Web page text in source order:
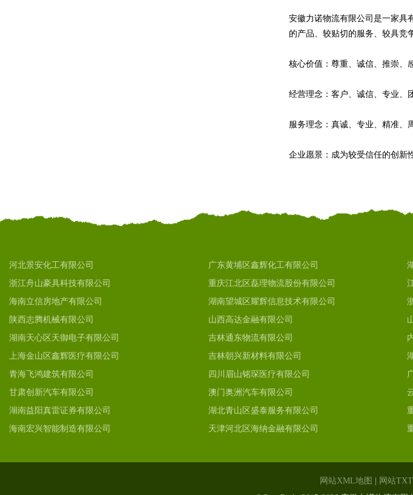
安徽力诺物流有限公司是一家具
的产品、较贴切的服务、较具竞
核心价值：尊重、诚信、推崇、
经营理念：客户、诚信、专业、
服务理念：真诚、专业、精准、
企业愿景：成为较受信任的创新
河北景安化工有限公司 广东黄埔区鑫辉化工有限公司
浙江舟山豪具科技有限公司
重庆江北区磊理物流股份有限公司
海南立信房地产有限公司
湖南望城区耀辉信息技术有限公司
陕西志腾机械有限公司
山西高达金融有限公司
湖南天心区天御电子有限公司
吉林通东物流有限公司
上海金山区鑫辉医疗有限公司
吉林朝兴新材料有限公司
青海飞鸿建筑有限公司
四川眉山铭琛医疗有限公司
甘肃创新汽车有限公司
澳门奥洲汽车有限公司
湖南益阳真雷证券有限公司
湖北青山区盛泰服务有限公司
海南宏兴智能制造有限公司
天津河北区海纳金融有限公司
网站XML地图 网站